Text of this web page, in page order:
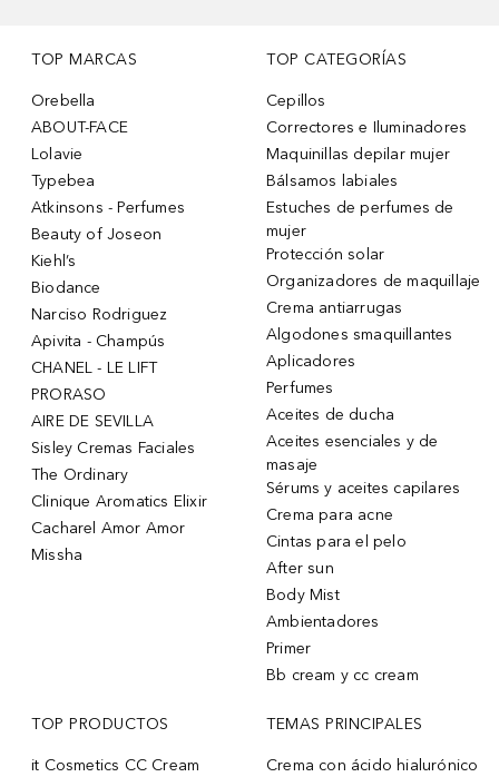
TOP MARCAS
Orebella
ABOUT-FACE
Lolavie
Typebea
Atkinsons - Perfumes
Beauty of Joseon
Kiehl’s
Biodance
Narciso Rodriguez
Apivita - Champús
CHANEL - LE LIFT
PRORASO
AIRE DE SEVILLA
Sisley Cremas Faciales
The Ordinary
Clinique Aromatics Elixir
Cacharel Amor Amor
Missha
TOP CATEGORÍAS
Cepillos
Correctores e Iluminadores
Maquinillas depilar mujer
Bálsamos labiales
Estuches de perfumes de
mujer
Protección solar
Organizadores de maquillaje
Crema antiarrugas
Algodones smaquillantes
Aplicadores
Perfumes
Aceites de ducha
Aceites esenciales y de
masaje
Sérums y aceites capilares
Crema para acne
Cintas para el pelo
After sun
Body Mist
Ambientadores
Primer
Bb cream y cc cream
TOP PRODUCTOS
it Cosmetics CC Cream
TEMAS PRINCIPALES
Crema con ácido hialurónico